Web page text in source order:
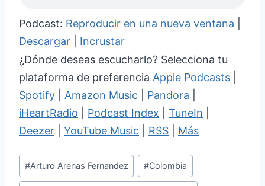
Podcast: Reproducir en una nueva ventana
Descargar
Incrustar
¿Dónde deseas escucharlo? Selecciona tu
plataforma de preferencia Apple Podcasts
Spotify
Amazon Music Pandora
iHeartRadio
Podcast Index TuneIn
Deezer
YouTube Music RSS Más
Etiquetas
de
#Arturo Arenas Fernandez #Colombia